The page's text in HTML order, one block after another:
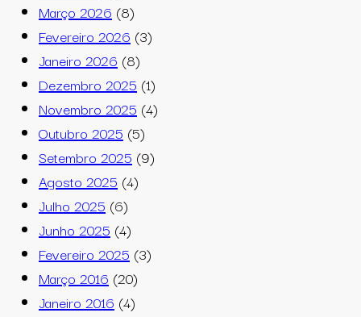
Março 2026 (8)
Fevereiro 2026 (3)
Janeiro 2026 (8)
Dezembro 2025 (1)
Novembro 2025 (4)
Outubro 2025 (5)
Setembro 2025 (9)
Agosto 2025 (4)
Julho 2025 (6)
Junho 2025 (4)
Fevereiro 2025 (3)
Março 2016 (20)
Janeiro 2016 (4)